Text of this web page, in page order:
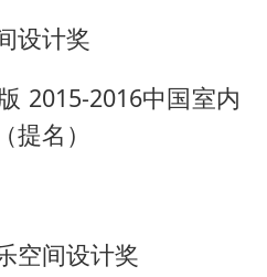
设计奖
2015-2016中国室内
名）
空间设计奖